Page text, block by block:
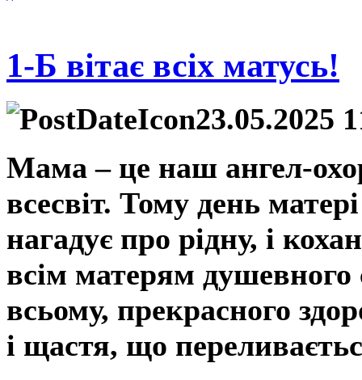
1-Б вітає всіх матусь!
23.05.2025
Мама – це наш ангел-
всесвіт. Тому день
нагадує про рідну, і
всім матерям душевного
всьому, прекрасного
і щастя, що